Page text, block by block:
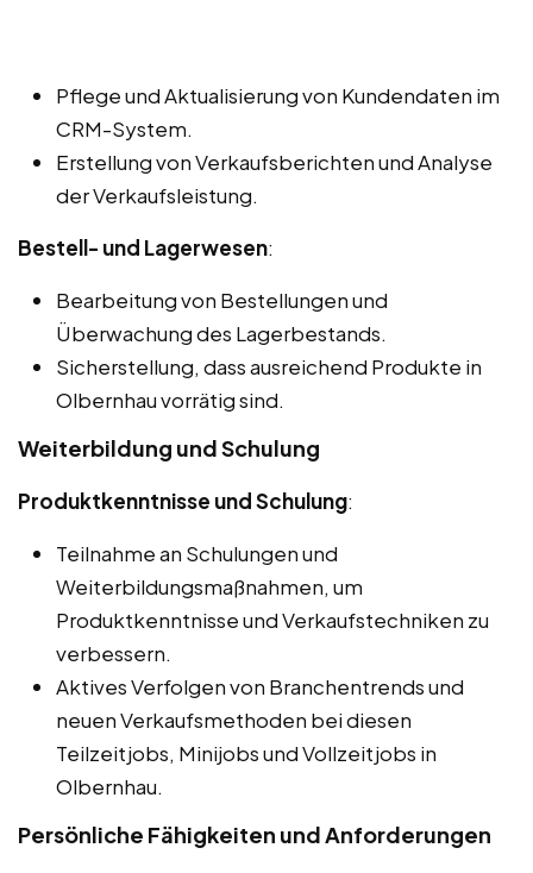
Pflege und Aktualisierung von Kundendaten im
CRM-System.
Erstellung von Verkaufsberichten und Analyse
der Verkaufsleistung.
Bestell- und Lagerwesen:
Bearbeitung von Bestellungen und
Überwachung des Lagerbestands.
Sicherstellung, dass ausreichend Produkte in
Olbernhau vorrätig sind.
Weiterbildung und Schulung
Produktkenntnisse und Schulung:
Teilnahme an Schulungen und
Weiterbildungsmaßnahmen, um
Produktkenntnisse und Verkaufstechniken zu
verbessern.
Aktives Verfolgen von Branchentrends und
neuen Verkaufsmethoden bei diesen
Teilzeitjobs, Minijobs und Vollzeitjobs in
Olbernhau.
Persönliche Fähigkeiten und Anforderungen